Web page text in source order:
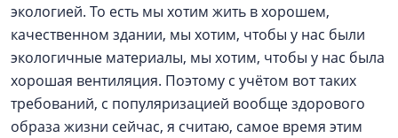
экологией. То есть мы хотим жить в хорошем,
качественном здании, мы хотим, чтобы у нас были
экологичные материалы, мы хотим, чтобы у нас была
хорошая вентиляция. Поэтому с учётом вот таких
требований, с популяризацией вообще здорового
образа жизни сейчас, я считаю, самое время этим